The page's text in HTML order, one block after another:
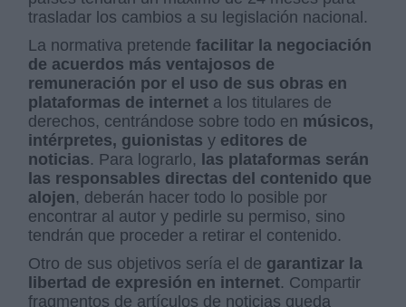
trasladar los cambios a su legislación nacional.
La normativa pretendefacilitar la negociación
de acuerdos más ventajosos de
remuneración por el uso de sus obras en
plataformas de internet a los titulares de
derechos, centrándose sobre todo en músicos,
intérpretes, guionistas y editores de
noticias. Para lograrlo, las plataformas serán
las responsables directas del contenido que
alojen, deberán hacer todo lo posible por
encontrar al autor y pedirle su permiso, sino
tendrán que proceder a retirar el contenido.
Otro de sus objetivos sería el de garantizar la
libertad de expresión en internet. Compartir
fragmentos de artículos de noticias queda